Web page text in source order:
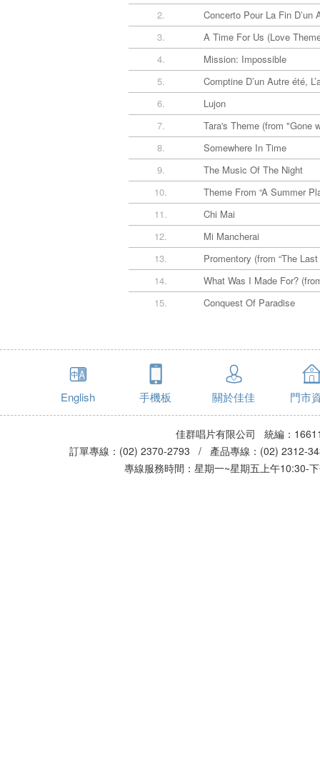
2.
Concerto Pour La Fin D’un
3.
A Time For Us (Love
4.
Mission: Impossible
5.
Comptine D’un Autre été,
6.
Lujon
7.
Tara's Theme (from "Gone
8.
Somewhere In Time
9.
The Music Of The Night
10.
Theme From “A Summer
11.
Chi Mai
12.
Mi Mancherai
13.
Promentory (from “The
14.
What Was I Made For?
15.
Conquest Of Paradise
English 手機板 關於佳佳 門市
佳群唱片有限公司 統編：
訂單專線：(02) 2370-2793 / 產品專線：(02)
專線服務時間：星期一~星期五上午10:30-